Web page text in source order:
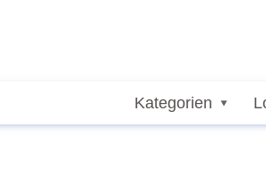
Kategorien